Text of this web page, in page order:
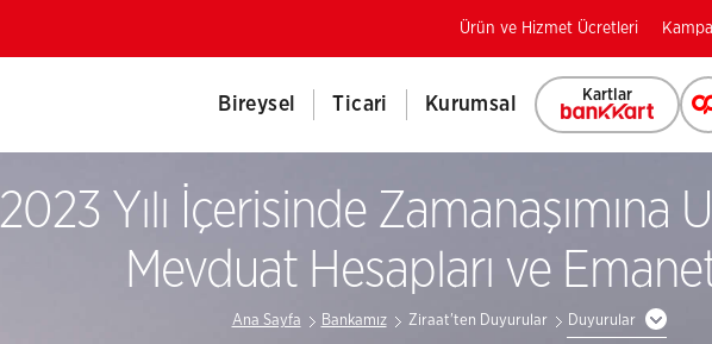
Ürün ve Hizmet Ücretleri
Bireysel Ticari Kurumsal Kartlar
2023 Yılı İçerisinde Zamanaşımına
Mevduat Hesapları ve
Ana Sayfa Bankamız Ziraat'ten Duyurular Duyurular